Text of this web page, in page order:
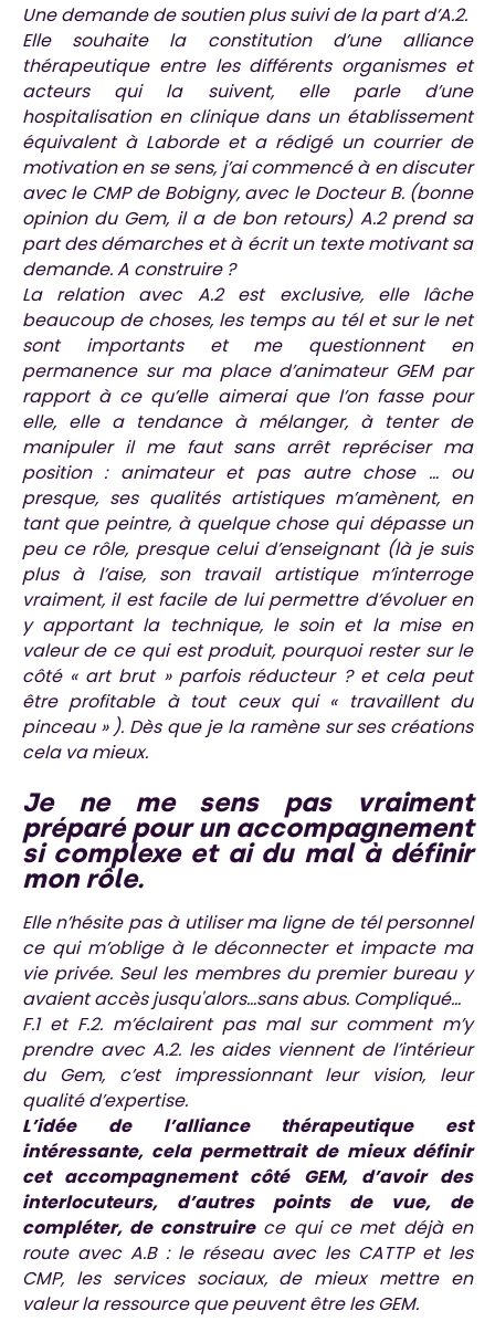
Une demande de soutien plus suivi de la part d’A.2.
Elle souhaite la constitution d’une alliance
thérapeutique entre les différents organismes et
acteurs qui la suivent, elle parle d’une
hospitalisation en clinique dans un établissement
équivalent à Laborde et a rédigé un courrier de
motivation en se sens, j’ai commencé à en discuter
avec le CMP de Bobigny, avec le Docteur B. (bonne
opinion du Gem, il a de bon retours) A.2 prend sa
part des démarches et à écrit un texte motivant sa
demande. A construire ?
La relation avec A.2 est exclusive, elle lâche
beaucoup de choses, les temps au tél et sur le net
sont importants et me questionnent en
permanence sur ma place d’animateur GEM par
rapport à ce qu’elle aimerai que l’on fasse pour
elle, elle a tendance à mélanger, à tenter de
manipuler il me faut sans arrêt repréciser ma
position : animateur et pas autre chose … ou
presque, ses qualités artistiques m’amènent, en
tant que peintre, à quelque chose qui dépasse un
peu ce rôle, presque celui d’enseignant (là je suis
plus à l’aise, son travail artistique m’interroge
vraiment, il est facile de lui permettre d’évoluer en
y apportant la technique, le soin et la mise en
valeur de ce qui est produit, pourquoi rester sur le
côté « art brut » parfois réducteur ? et cela peut
être profitable à tout ceux qui « travaillent du
pinceau » ). Dès que je la ramène sur ses créations
cela va mieux.
Je ne me sens pas vraiment
préparé pour un accompagnement
si complexe et ai du mal à définir
mon rôle.
Elle n’hésite pas à utiliser ma ligne de tél personnel
ce qui m’oblige à le déconnecter et impacte ma
vie privée. Seul les membres du premier bureau y
avaient accès jusqu'alors…sans abus. Compliqué…
F.1 et F.2. m’éclairent pas mal sur comment m’y
prendre avec A.2. les aides viennent de l’intérieur
du Gem, c’est impressionnant leur vision, leur
qualité d’expertise.
L’idée de l’alliance thérapeutique est
intéressante, cela permettrait de mieux définir
cet accompagnement côté GEM, d’avoir des
interlocuteurs, d’autres points de vue, de
compléter, de construirece qui ce met déjà en
route avec A.B : le réseau avec les CATTP et les
CMP, les services sociaux, de mieux mettre en
valeur la ressource que peuvent être les GEM.